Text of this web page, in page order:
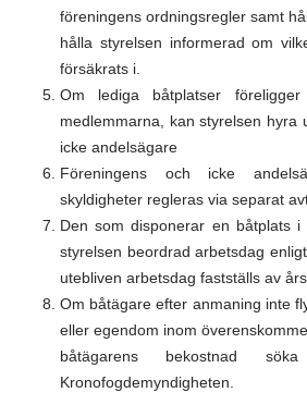
föreningens ordningsregler samt
hålla styrelsen informerad om
försäkrats i.
Om lediga båtplatser
medlemmarna, kan styrelsen hyra
icke andelsägare
Föreningens och icke
skyldigheter regleras via separat
Den som disponerar en båtplats
styrelsen beordrad arbetsdag
utebliven arbetsdag fastställs av
Om båtägare efter anmaning inte
eller egendom inom
båtägarens bekostnad
Kronofogdemyndigheten.